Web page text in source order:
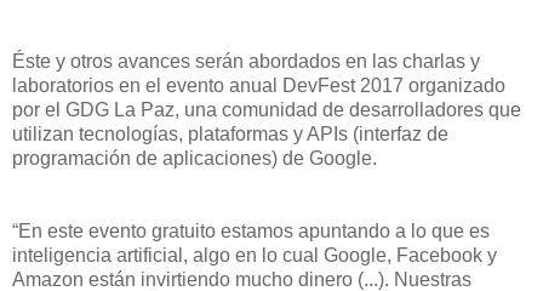
Éste y otros avances serán abordados en las charlas y
laboratorios en el evento anual DevFest 2017 organizado
por el GDG La Paz, una comunidad de desarrolladores que
utilizan tecnologías, plataformas y APIs (interfaz de
programación de aplicaciones) de Google.
“En este evento gratuito estamos apuntando a lo que es
inteligencia artificial, algo en lo cual Google, Facebook y
Amazon están invirtiendo mucho dinero (...). Nuestras